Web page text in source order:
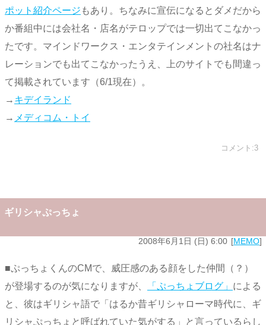
ポット紹介ページ もあり。ちなみに宣伝になるとダメだから
か番組中には会社名・店名がテロップでは一切出てこなかっ
たです。マインドワークス・エンタテインメントの社名はナ
レーションでも出てこなかったうえ、上のサイトでも間違っ
て掲載されています（6/1現在）。
→ キデイランド
→ メディコム・トイ
コメント:3
ギリシャぷっちょ
2008年6月1日 (日) 6:00 MEMO
■ぷっちょくんのCMで、威圧感のある顔をした仲間（？）
が登場するのが気になりますが、
「ぷっちょブログ」 による
と、彼はギリシャ語で「はるか昔ギリシャローマ時代に、ギ
リシャぷっちょと呼ばれていた気がする」と言っているらし